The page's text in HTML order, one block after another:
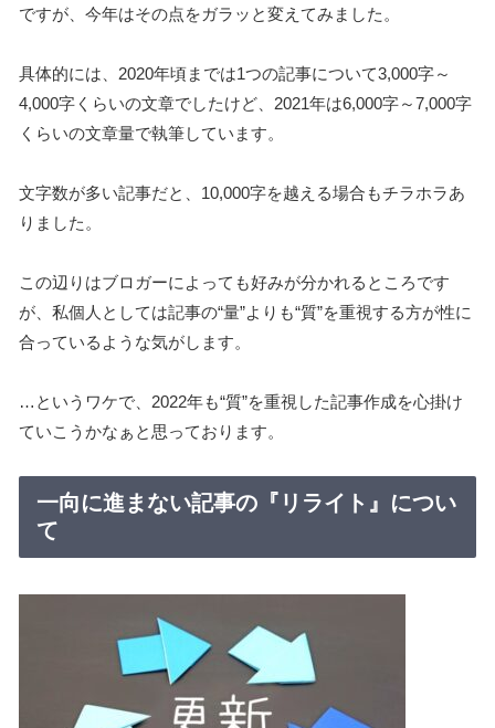
ですが、今年はその点をガラッと変えてみました。
具体的には、2020年頃までは1つの記事について3,000字～
4,000字くらいの文章でしたけど、2021年は6,000字～7,000字
くらいの文章量で執筆しています。
文字数が多い記事だと、10,000字を越える場合もチラホラあ
りました。
この辺りはブロガーによっても好みが分かれるところです
が、私個人としては記事の“量”よりも“質”を重視する方が性に
合っているような気がします。
…というワケで、2022年も“質”を重視した記事作成を心掛け
ていこうかなぁと思っております。
一向に進まない記事の『リライト』につい
て